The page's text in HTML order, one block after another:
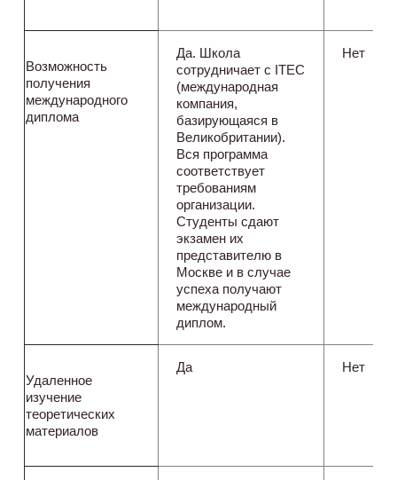
Возможность
получения
международного
диплома
Да. Школа
сотрудничает с ITEC
(международная
компания,
базирующаяся в
Великобритании).
Вся программа
соответствует
требованиям
организации.
Студенты сдают
экзамен их
представителю в
Москве и в случае
успеха получают
международный
диплом.
Нет
Удаленное
изучение
теоретических
материалов
Да Нет